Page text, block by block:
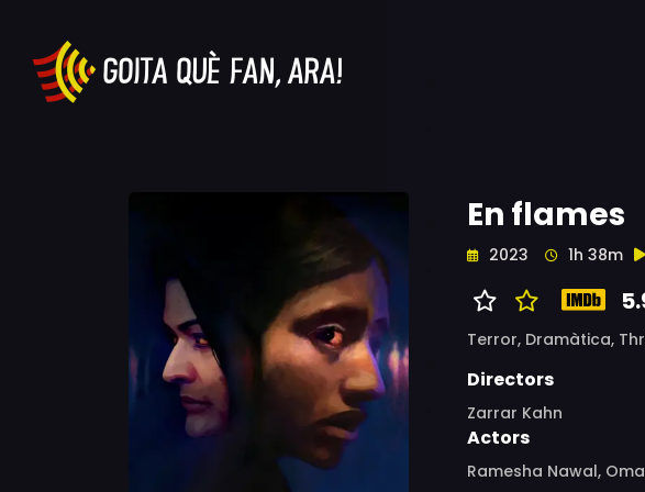
En flames
2023 1h 38m
Terror, Dramàtica,
Directors
Zarrar Kahn
Actors
Ramesha Nawal,